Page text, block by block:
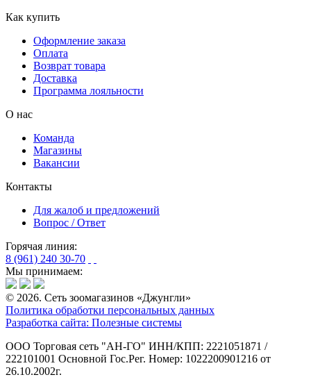
Как купить
Оформление заказа
Оплата
Возврат товара
Доставка
Программа лояльности
О нас
Команда
Магазины
Вакансии
Контакты
Для жалоб и предложений
Вопрос / Ответ
Горячая линия:
8 (961) 240 30-70
Мы принимаем:
© 2026. Сеть зоомагазинов «Джунгли»
Политика обработки персональных данных
Разработка сайта: Полезные системы
ООО Торговая сеть "АН-ГО" ИНН/КПП: 2221051871 /
222101001 Основной Гос.Рег. Номер: 1022200901216 от
26.10.2002г.